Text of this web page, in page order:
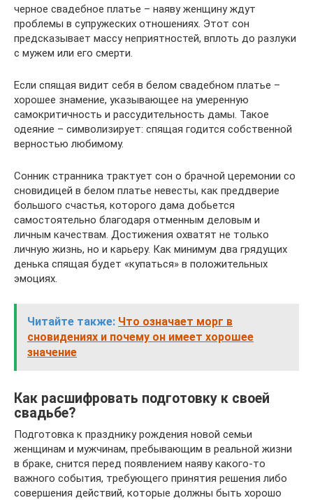
черное свадебное платье – наяву женщину ждут
проблемы в супружеских отношениях. Этот сон
предсказывает массу неприятностей, вплоть до разлуки
с мужем или его смерти.
Если спящая видит себя в белом свадебном платье –
хорошее знамение, указывающее на умеренную
самокритичность и рассудительность дамы. Такое
одеяние – символизирует: спящая годится собственной
верностью любимому.
Сонник странника трактует сон о брачной церемонии со
сновидицей в белом платье невесты, как преддверие
большого счастья, которого дама добьется
самостоятельно благодаря отменным деловым и
личным качествам. Достижения охватят не только
личную жизнь, но и карьеру. Как минимум два грядущих
денька спящая будет «купаться» в положительных
эмоциях.
Читайте также: Что означает морг в
сновидениях и почему он имеет хорошее
значение
Как расшифровать подготовку к своей
свадьбе?
Подготовка к празднику рождения новой семьи
женщинам и мужчинам, пребывающим в реальной жизни
в браке, снится перед появлением наяву какого-то
важного события, требующего принятия решения либо
совершения действий, которые должны быть хорошо